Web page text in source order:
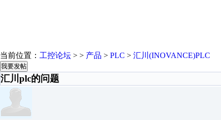
当前位置： 工控论坛 > > 产品 > PLC > 汇川(INOVANCE)PLC
我要发帖
汇川plc的问题